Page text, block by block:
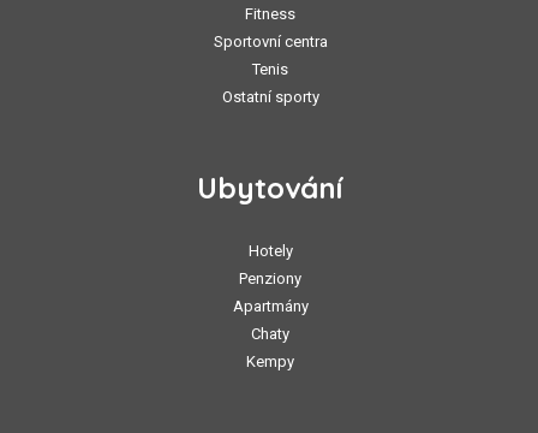
Fitness
Sportovní centra
Tenis
Ostatní sporty
Ubytování
Hotely
Penziony
Apartmány
Chaty
Kempy